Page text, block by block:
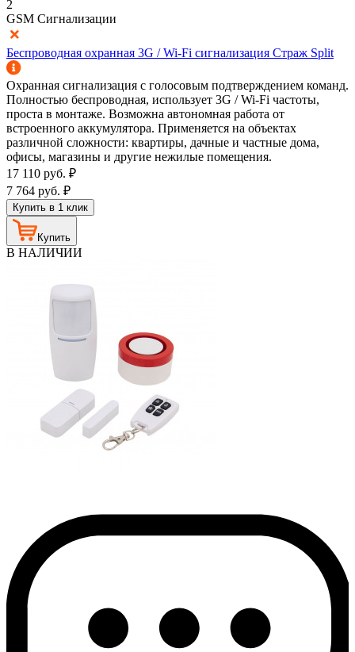
2
GSM Сигнализации
Беспроводная охранная 3G / Wi-Fi сигнализация Страж Split
Охранная сигнализация с голосовым подтверждением команд.
Полностью беспроводная, использует 3G / Wi-Fi частоты,
проста в монтаже. Возможна автономная работа от
встроенного аккумулятора. Применяется на объектах
различной сложности: квартиры, дачные и частные дома,
офисы, магазины и другие нежилые помещения.
17 110 руб. ₽
7 764 руб. ₽
Купить в 1 клик
Купить
В НАЛИЧИИ